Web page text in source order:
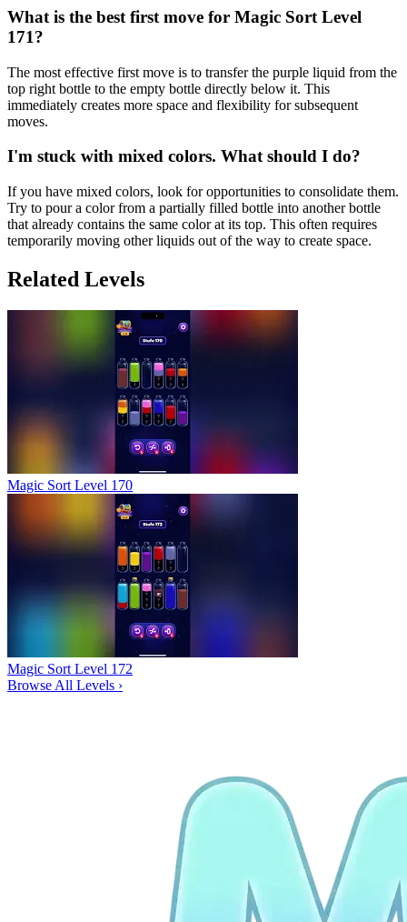
What is the best first move for Magic Sort Level
171?
The most effective first move is to transfer the purple liquid from the
top right bottle to the empty bottle directly below it. This
immediately creates more space and flexibility for subsequent
moves.
I'm stuck with mixed colors. What should I do?
If you have mixed colors, look for opportunities to consolidate them.
Try to pour a color from a partially filled bottle into another bottle
that already contains the same color at its top. This often requires
temporarily moving other liquids out of the way to create space.
Related Levels
Magic Sort Level 170
Magic Sort Level 172
Browse All Levels ›